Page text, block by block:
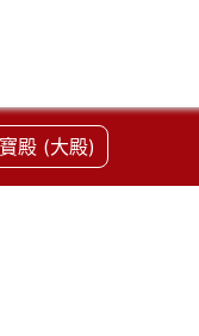
殿 (大殿)